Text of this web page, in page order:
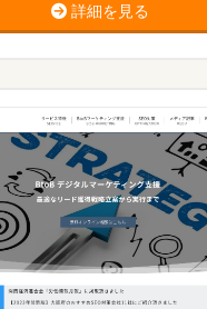
詳細を見る